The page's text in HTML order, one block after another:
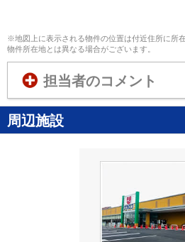
※地図上に表示される物件の位置は付近住所に所
物件所在地とは異なる場合がございます。
担当者のコメント
周辺施設